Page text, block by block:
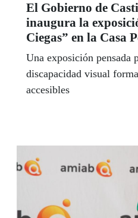
El Gobierno de
inaugura la
Ciegas” en la Casa
Una exposición pensada
discapacidad visual
accesibles